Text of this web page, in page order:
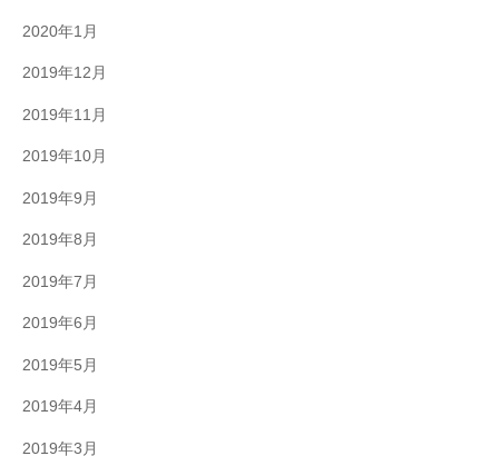
2020年1月
2019年12月
2019年11月
2019年10月
2019年9月
2019年8月
2019年7月
2019年6月
2019年5月
2019年4月
2019年3月